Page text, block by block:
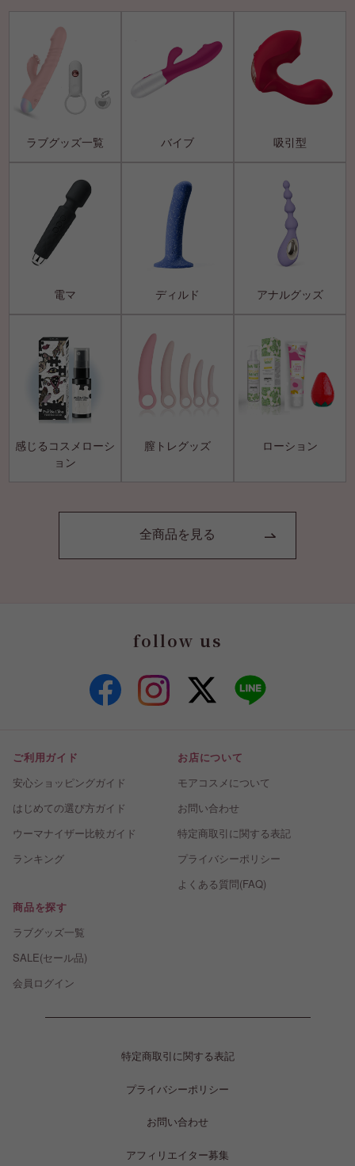
ラブグッズ一覧 バイブ 吸引型
電マ ディルド アナルグッズ
感じるコスメローシ
ョン
膣トレグッズ ローション
全商品を見る
follow us
ご利用ガイド
安心ショッピングガイド
はじめての選び方ガイド
ウーマナイザー比較ガイド
ランキング
お店について
モアコスメについて
お問い合わせ
特定商取引に関する表記
プライバシーポリシー
よくある質問(FAQ)
商品を探す
ラブグッズ一覧
SALE(セール品)
会員ログイン
特定商取引に関する表記
プライバシーポリシー
お問い合わせ
アフィリエイター募集